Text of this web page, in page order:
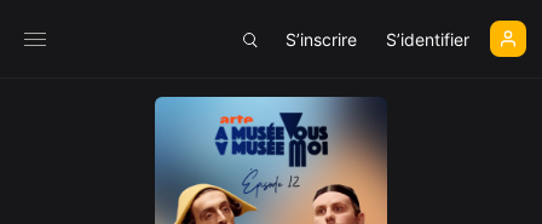
S’inscrire S’identifier